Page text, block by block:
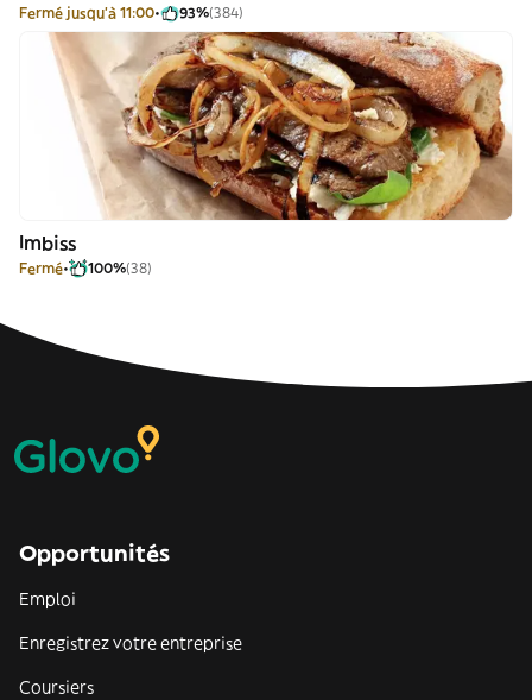
Fermé jusqu'à 11:00 93%(384)
Imbiss
Fermé 100%(38)
Opportunités
Emploi
Enregistrez votre entreprise
Coursiers